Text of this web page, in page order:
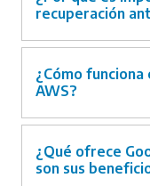
recuperación
¿Cómo
AWS?
¿Qué ofrece
son sus